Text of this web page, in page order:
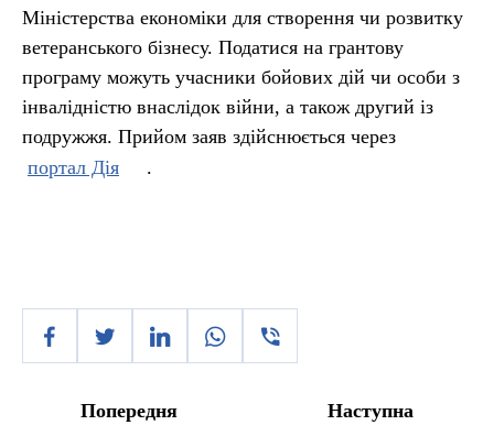
Міністерства економіки для створення чи розвитку
ветеранського бізнесу. Податися на грантову
програму можуть учасники бойових дій чи особи з
інвалідністю внаслідок війни, а також другий із
подружжя. Прийом заяв здійснюється через
портал Дія
.
Попередня Наступна